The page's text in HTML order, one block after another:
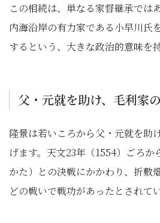
この相続は、単なる家督継承では
内海沿岸の有力家である小早川氏
するという、大きな政治的意味を
父・元就を助け、毛利家
隆景は若いころから父・元就を助
げます。天文23年（1554）ごろか
かた）との決戦にかかわり、折敷
どの戦いで戦功があったとされてい